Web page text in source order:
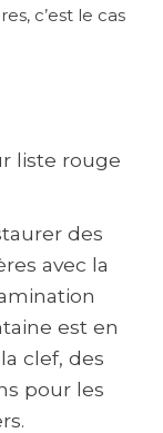
c’est le cas
liste rouge
des
avec la
est en
clef, des
pour les